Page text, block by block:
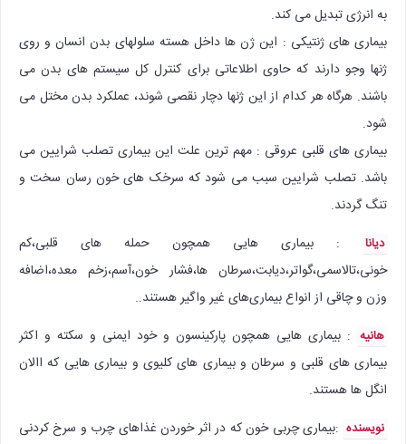
به انرژی تبدیل می کند.
بیماری های ژنتیکی : این ژن ها داخل هسته سلولهای بدن انسان و روی
ژنها وجو دارند که حاوی اطلاعاتی برای کنترل کل سیستم های بدن می
باشند. هرگاه هر کدام از این ژنها دچار نقصی شوند، عملکرد بدن مختل می
شود.
بیماری های قلبی عروقی : مهم ترین علت این بیماری تصلب شرایین می
باشد. تصلب شرایین سبب می شود که سرخک های خون رسان سخت و
تنگ گردند.
دیانا
: بیماری هایی همچون حمله های قلبی،کم
خونی،تالاسمی،گواتر،دیابت،سرطان ها،فشار خون،آسم،زخم معده،اضافه
وزن و چاقی از انواع بیماری‌های غیر واگیر هستند..
هانیه : بیماری هایی همچون پارکینسون و خود ایمنی و سکته و اکثر
بیماری های قلبی و سرطان و بیماری های کلیوی و بیماری هایی که االان
انگل ها هستند.
نویسنده :‌بیماری چربی خون که در اثر خوردن غذاهای چرب و سرخ کردنی